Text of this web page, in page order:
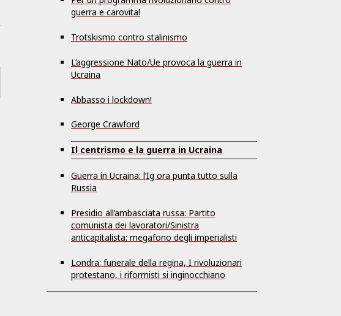
guerra e carovita!
Trotskismo contro stalinismo
L’aggressione Nato/Ue provoca la guerra in
Ucraina
Abbasso i lockdown!
George Crawford
Il centrismo e la guerra in Ucraina
Guerra in Ucraina: l’Ig ora punta tutto sulla
Russia
Presidio all’ambasciata russa: Partito
comunista dei lavoratori/Sinistra
anticapitalista: megafono degli imperialisti
Londra: funerale della regina, I rivoluzionari
protestano, i riformisti si inginocchiano